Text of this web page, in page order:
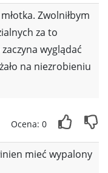
Zwolniłbym
za to
wyglądać
na niezrobieniu
Ocena: 0
mieć wypalony